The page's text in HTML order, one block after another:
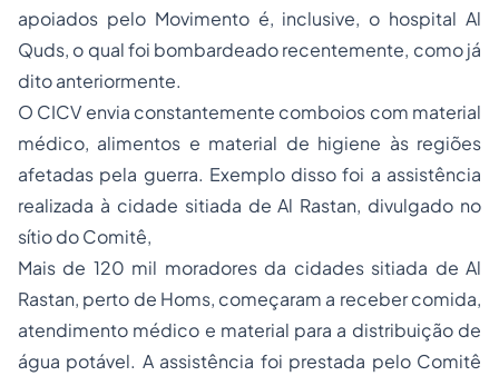
apoiados pelo Movimento é, inclusive, o hospital Al
Quds, o qual foi bombardeado recentemente, como já
dito anteriormente.
O CICV envia constantemente comboios com material
médico, alimentos e material de higiene às regiões
afetadas pela guerra. Exemplo disso foi a assistência
realizada à cidade sitiada de Al Rastan, divulgado no
sítio do Comitê,
Mais de 120 mil moradores da cidades sitiada de Al
Rastan, perto de Homs, começaram a receber comida,
atendimento médico e material para a distribuição de
água potável. A assistência foi prestada pelo Comitê